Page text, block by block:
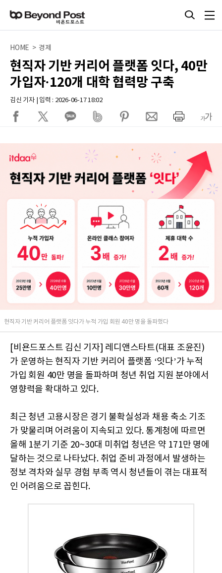
HOME > 경제
현직자 기반 커리어 플랫폼 잇다, 40만
가입자·120개 대학 협력망 구축
김신 기자 | 입력 : 2026-06-17 18:02
현직자 기반 커리어 플랫폼 잇다가 누적 가입 회원 40만 명을 돌파했다
[비욘드포스트 김신 기자] 레디앤스타트(대표 조윤진)
가 운영하는 현직자 기반 커리어 플랫폼 ‘잇다’가 누적
가입 회원 40만 명을 돌파하며 청년 취업 지원 분야에서
영향력을 확대하고 있다.
최근 청년 고용시장은 경기 불확실성과 채용 축소 기조
가 맞물리며 어려움이 지속되고 있다. 통계청에 따르면
올해 1분기 기준 20~30대 미취업 청년은 약 171만 명에
달하는 것으로 나타났다. 취업 준비 과정에서 발생하는
정보 격차와 실무 경험 부족 역시 청년들이 겪는 대표적
인 어려움으로 꼽힌다.